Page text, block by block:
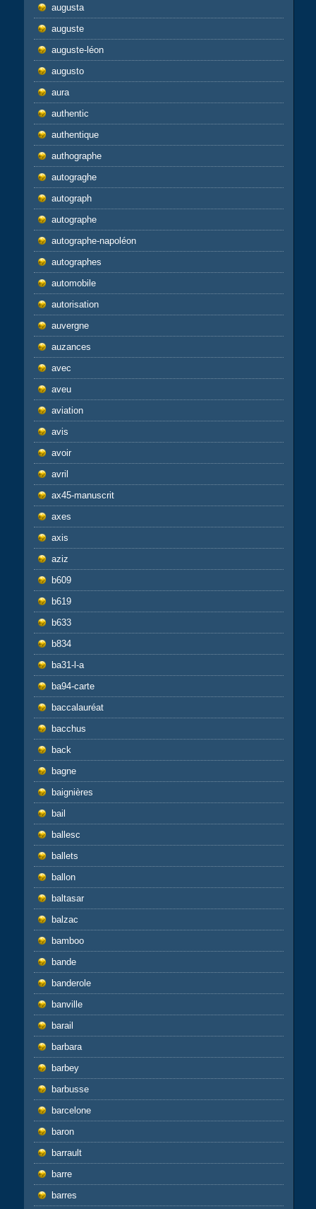
augusta
auguste
auguste-léon
augusto
aura
authentic
authentique
authographe
autograghe
autograph
autographe
autographe-napoléon
autographes
automobile
autorisation
auvergne
auzances
avec
aveu
aviation
avis
avoir
avril
ax45-manuscrit
axes
axis
aziz
b609
b619
b633
b834
ba31-l-a
ba94-carte
baccalauréat
bacchus
back
bagne
baignières
bail
ballesc
ballets
ballon
baltasar
balzac
bamboo
bande
banderole
banville
barail
barbara
barbey
barbusse
barcelone
baron
barrault
barre
barres